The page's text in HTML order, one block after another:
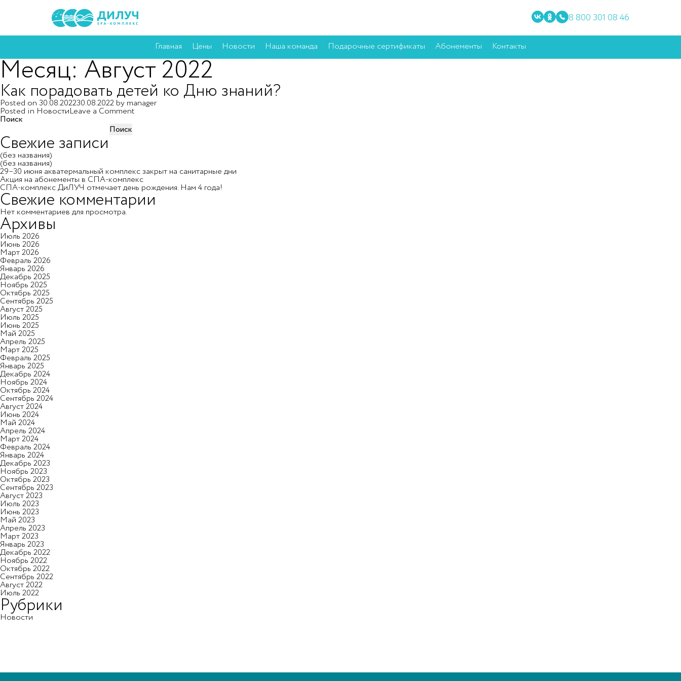
8 800 301 08 46
Главная Цены Новости Наша команда Подарочные сертификаты Абонементы Контакты
Месяц:Август 2022
Как порадовать детей ко Дню знаний?
Posted on 30.08.202230.08.2022 by manager
Posted in НовостиLeave a Comment
Поиск
Поиск
Свежие записи
(без названия)
(без названия)
29–30 июня акватермальный комплекс закрыт на санитарные дни
Акция на абонементы в СПА-комплекс
СПА-комплекс ДиЛУЧ отмечает день рождения. Нам 4 года!
Свежие комментарии
Нет комментариев для просмотра.
Архивы
Июль 2026
Июнь 2026
Март 2026
Февраль 2026
Январь 2026
Декабрь 2025
Ноябрь 2025
Октябрь 2025
Сентябрь 2025
Август 2025
Июль 2025
Июнь 2025
Май 2025
Апрель 2025
Март 2025
Февраль 2025
Январь 2025
Декабрь 2024
Ноябрь 2024
Октябрь 2024
Сентябрь 2024
Август 2024
Июнь 2024
Май 2024
Апрель 2024
Март 2024
Февраль 2024
Январь 2024
Декабрь 2023
Ноябрь 2023
Октябрь 2023
Сентябрь 2023
Август 2023
Июль 2023
Июнь 2023
Май 2023
Апрель 2023
Март 2023
Январь 2023
Декабрь 2022
Ноябрь 2022
Октябрь 2022
Сентябрь 2022
Август 2022
Июль 2022
Рубрики
Новости